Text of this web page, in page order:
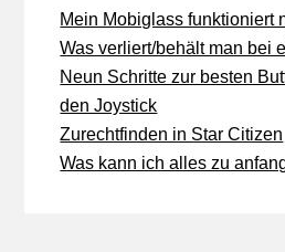
Mein Mobiglass funktioniert
Was verliert/behält man bei
Neun Schritte zur besten
den Joystick
Zurechtfinden in Star Citizen
Was kann ich alles zu